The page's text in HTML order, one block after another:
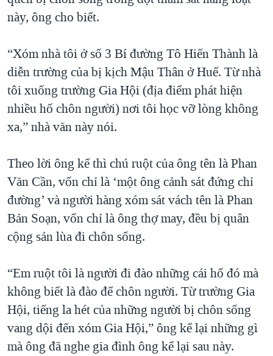
này, ông cho biết.
“Xóm nhà tôi ở số 3 Bí đường Tô Hiến Thành là
diễn trường của bị kịch Mậu Thân ở Huế. Từ nhà
tôi xuống trường Gia Hội (địa điểm phát hiện
nhiều hố chôn người) nơi tôi học vỡ lòng không
xa,” nhà văn này nói.
Theo lời ông kể thì chú ruột của ông tên là Phan
Văn Cần, vốn chỉ là ‘một ông cảnh sát đứng chỉ
đường’ và người hàng xóm sát vách tên là Phan
Bản Soạn, vốn chỉ là ông thợ may, đều bị quân
cộng sản lùa đi chôn sống.
“Em ruột tôi là người đi đào những cái hố đó mà
không biết là đào để chôn người. Từ trường Gia
Hội, tiếng la hét của những người bị chôn sống
vang dội đến xóm Gia Hội,” ông kể lại những gì
mà ông đã nghe gia đình ông kể lại sau này.